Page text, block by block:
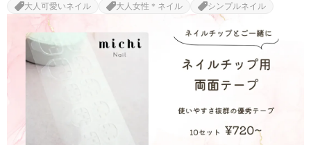
大人可愛いネイル
大人女性＊ネイル シンプルネイル